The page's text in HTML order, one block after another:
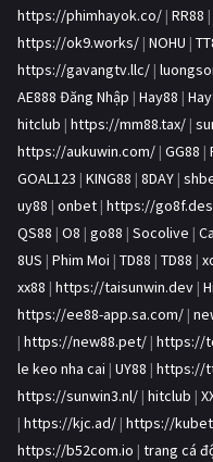
https://phimhayok.co/ | RR88 |
https://ok9.works/ | NOHU |
https://gavangtv.llc/ |
AE888 Đăng Nhập | Hay88 |
hitclub | https://mm88.tax/ |
https://aukuwin.com/ | GG88 |
GOAL123 | KING88 | 8DAY |
uy88 | onbet | https://
QS88 | O8 | go88 | Socolive |
8US | Phim Moi | TD88 | TD88 |
xx88 | https://taisunwin.dev |
https://ee88-app.sa.com/ |
| https://new88.pet/ | https://
le keo nha cai | UY88 | https://
https://sunwin3.nl/ | hitclub |
| https://kjc.ad/ | https://
https://b52com.io | trang cá